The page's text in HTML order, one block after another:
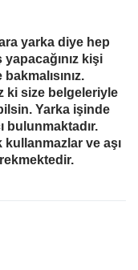
yarka diye hep
kişi
ki size belgeleriyle
Yarka işinde
bulunmaktadır.
kullanmazlar ve aşı